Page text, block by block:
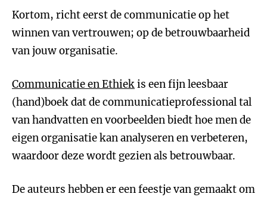
Kortom, richt eerst de communicatie op het
winnen van vertrouwen; op de betrouwbaarheid
van jouw organisatie.
Communicatie en Ethiekis een fijn leesbaar
(hand)boek dat de communicatieprofessional tal
van handvatten en voorbeelden biedt hoe men de
eigen organisatie kan analyseren en verbeteren,
waardoor deze wordt gezien als betrouwbaar.
De auteurs hebben er een feestje van gemaakt om